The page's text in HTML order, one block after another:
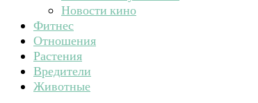
Новости кино
Фитнес
Отношения
Растения
Вредители
Животные